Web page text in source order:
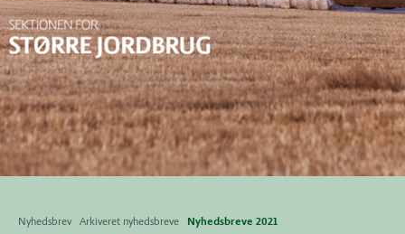
Nyhedsbrev Arkiveret nyhedsbreve Nyhedsbreve 2021